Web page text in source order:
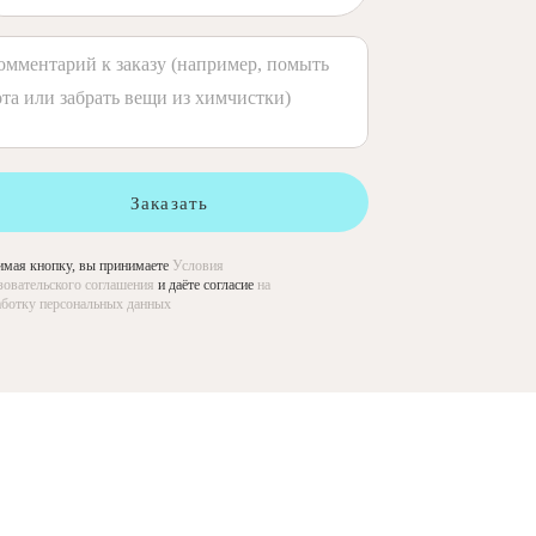
Заказать
кнопку, вы принимаете Условия
соглашения и даёте согласие на
персональных данных